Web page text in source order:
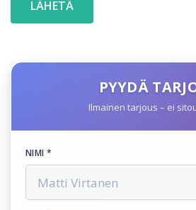
PYYDÄ
Ilmainen tarjous – ei
NIMI *